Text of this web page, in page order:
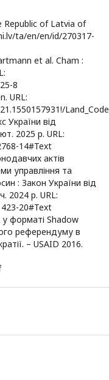
Republic of Latvia of
ta/en/en/id/270317-
et al. Cham :
8
URL:
України від
2025 р. URL:
14#Text
актів
управління та
: Закон України від
2024 р. URL:
20#Text
форматі Shadow
референдуму в
– USAID 2016.